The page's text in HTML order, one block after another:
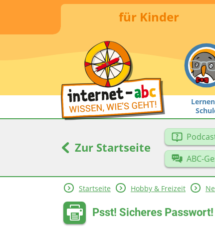
für Kinder
Zur Startseite
ABC-
Startseite Hobby & Freizeit
Psst! Sicheres Passwort!